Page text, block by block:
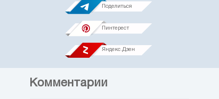
Поделиться
Пинтерест
Яндекс.Дзен
Комментарии